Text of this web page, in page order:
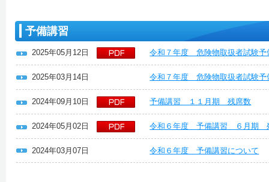
予備講習
2025年05月12日 令和７年度 危険物取扱者試験
2025年03月14日 令和７年度 危険物取扱者試験予
2024年09月10日 予備講習 １１月期 残席数
2024年05月02日 令和６年度 予備講習 ６月期
2024年03月07日 令和６年度 予備講習について